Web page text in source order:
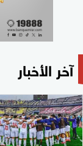
آخر الأخبار